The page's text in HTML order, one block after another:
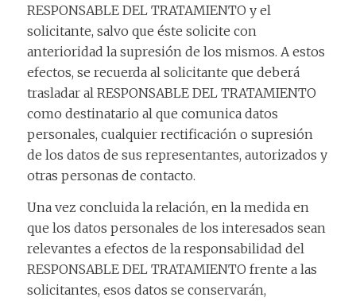
RESPONSABLE DEL TRATAMIENTO y el
solicitante, salvo que éste solicite con
anterioridad la supresión de los mismos. A estos
efectos, se recuerda al solicitante que deberá
trasladar al RESPONSABLE DEL TRATAMIENTO
como destinatario al que comunica datos
personales, cualquier rectificación o supresión
de los datos de sus representantes, autorizados y
otras personas de contacto.
Una vez concluida la relación, en la medida en
que los datos personales de los interesados sean
relevantes a efectos de la responsabilidad del
RESPONSABLE DEL TRATAMIENTO frente a las
solicitantes, esos datos se conservarán,